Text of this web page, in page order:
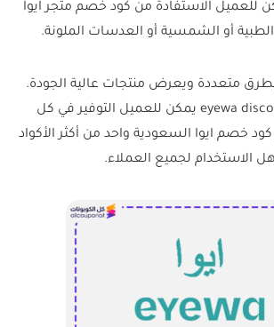
للعميل الاستفادة من كود خصم متجر ايوا
أو الشمسية أو العدسات الملونة.
متعددة ويعرض منتجات عالية الجودة.
ومع توفر eyewa discount code يمكن للعميل التوفير في كل
خصم ايوا السعودية واحد من أكثر الأكواد
الاستخدام لجميع العملاء.